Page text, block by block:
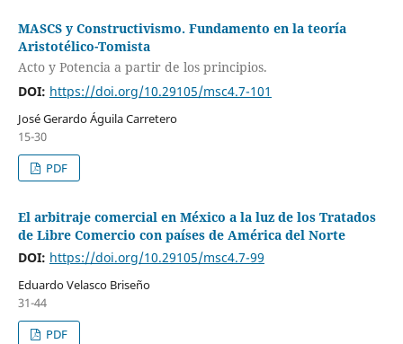
MASCS y Constructivismo. Fundamento en la teoría
Aristotélico-Tomista
Acto y Potencia a partir de los principios.
DOI: https://doi.org/10.29105/msc4.7-101
José Gerardo Águila Carretero
15-30
PDF
El arbitraje comercial en México a la luz de los Tratados
de Libre Comercio con países de América del Norte
DOI: https://doi.org/10.29105/msc4.7-99
Eduardo Velasco Briseño
31-44
PDF